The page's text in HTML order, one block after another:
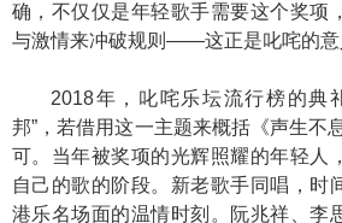
确，不仅仅是年轻歌手需要这个奖项
与激情来冲破规则——这正是叱咤的意
2018年，叱咤乐坛流行榜的典
邦”，若借用这一主题来概括《声生不
可。当年被奖项的光辉照耀的年轻人
自己的歌的阶段。新老歌手同唱，时
港乐名场面的温情时刻。阮兆祥、李